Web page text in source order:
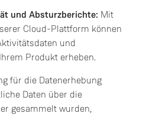
und Absturzberichte: Mit
Cloud-Plattform können
und
Produkt erheben.
für die Datenerhebung
Daten über die
gesammelt wurden,